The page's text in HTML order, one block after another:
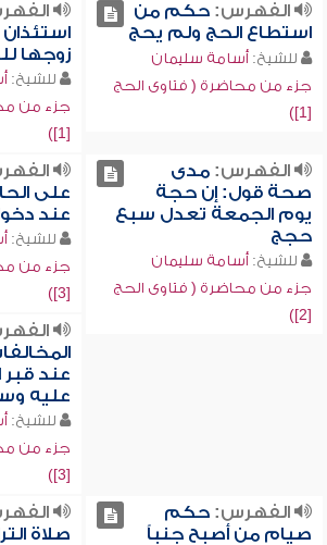
الفهرس:حكم من
استطاع الحج ولم يحج
للشيخ: أسامة سليمان
جزء من محاضرة ( فتاوى الحج
[1])
استئذان
زوجها
للشيخ:
جزء من
[1])
الفهرس:مدى
صحة قول: إن حجة
يوم الجمعة تعدل سبع
حجج
للشيخ: أسامة سليمان
جزء من محاضرة ( فتاوى الحج
[2])
على
عند
للشيخ:
جزء من
[3])
عند قبر
عليه
للشيخ:
جزء من
[3])
الفهرس:حكم
صيام من أصبح جنباً
صلاة